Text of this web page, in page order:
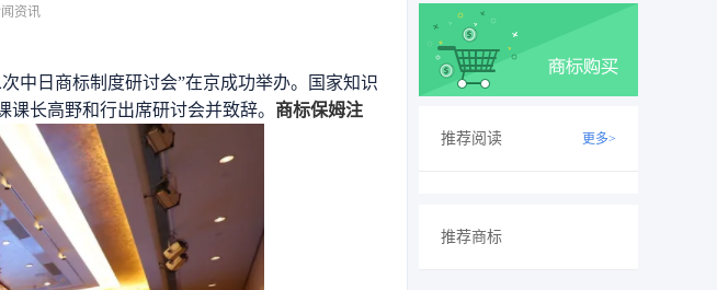
资讯
中日商标制度研讨会”在京成功举办。国家知识
长高野和行出席研讨会并致辞。 商标保姆注
推荐阅读 更多>
推荐商标